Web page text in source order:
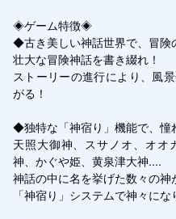
◈ゲーム特徴◈
◆古き美しい神話世界で、冒険
壮大な冒険神話を書き綴れ！
ストーリーの進行により、風
がる！
◆独特な「神宿り」機能で、憧
天照大御神、スサノオ、オオ
神、かぐや姫、黄泉津大神....
神話の中に名を挙げた数々の神
「神宿り」システムで神々に